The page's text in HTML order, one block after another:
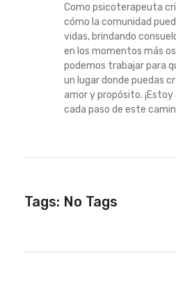
Como psicoterapeuta
cómo la comunidad
vidas, brindando
en los momentos más
podemos trabajar para
un lugar donde puedas
amor y propósito.
cada paso de este
Tags: No Tags